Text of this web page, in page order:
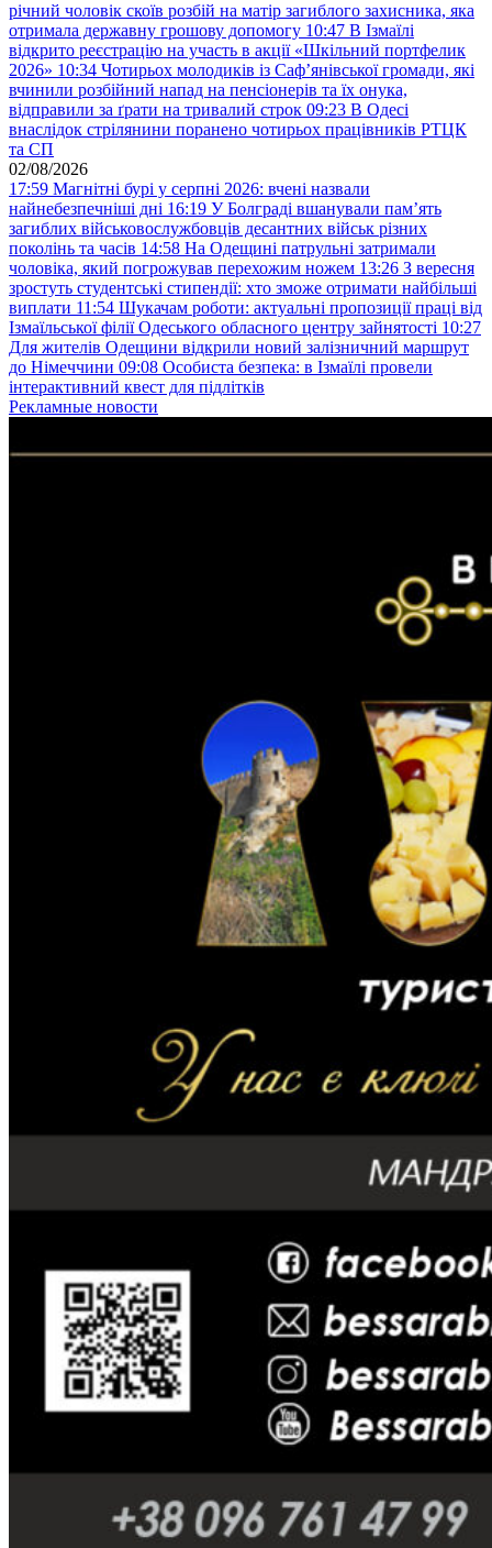
річний чоловік скоїв розбій на матір загиблого захисника, яка
отримала державну грошову допомогу 10:47 В Ізмаїлі
відкрито реєстрацію на участь в акції «Шкільний портфелик
2026» 10:34 Чотирьох молодиків із Саф’янівської громади, які
вчинили розбійний напад на пенсіонерів та їх онука,
відправили за ґрати на тривалий строк 09:23 В Одесі
внаслідок стрілянини поранено чотирьох працівників РТЦК
та СП
02/08/2026
17:59 Магнітні бурі у серпні 2026: вчені назвали
найнебезпечніші дні 16:19 У Болграді вшанували пам’ять
загиблих військовослужбовців десантних військ різних
поколінь та часів 14:58 На Одещині патрульні затримали
чоловіка, який погрожував перехожим ножем 13:26 З вересня
зростуть студентські стипендії: хто зможе отримати найбільші
виплати 11:54 Шукачам роботи: актуальні пропозиції праці від
Ізмаїльської філії Одеського обласного центру зайнятості 10:27
Для жителів Одещини відкрили новий залізничний маршрут
до Німеччини 09:08 Особиста безпека: в Ізмаїлі провели
інтерактивний квест для підлітків
Рекламные новости